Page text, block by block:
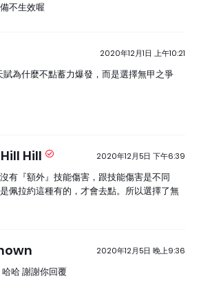
不生效喔
2020年12月1日 上午10:21
賦為什麼不點蓄力爆發，而是選擇無甲之爭
Hill 2020年12月5日 下午6:39
有『額外』技能傷害，跟技能傷害是不同
佩拉約這種有的，才會去點。所以選擇了無
2020年12月5日 晚上9:36
哈 謝謝你回覆